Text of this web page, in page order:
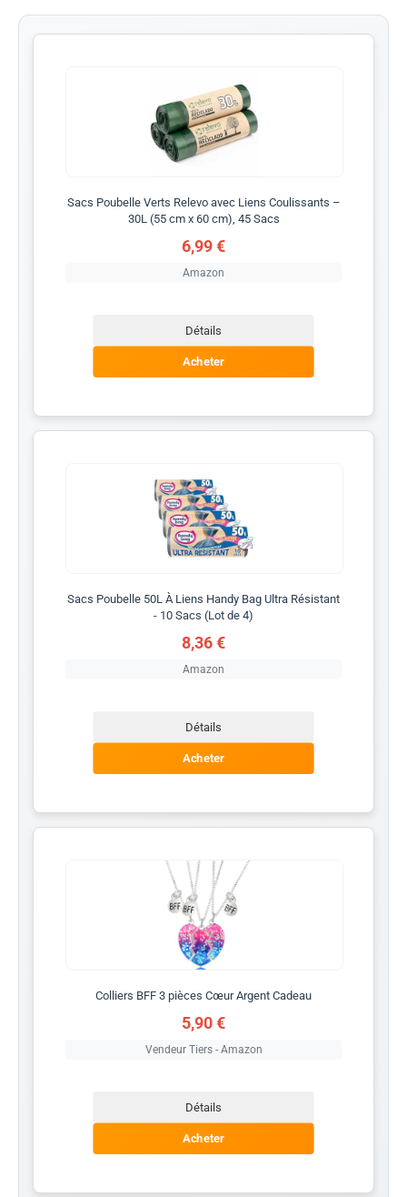
Sacs Poubelle Verts Relevo avec Liens Coulissants –
30L (55 cm x 60 cm), 45 Sacs
6,99 €
Amazon
Détails
Acheter
Sacs Poubelle 50L À Liens Handy Bag Ultra Résistant
- 10 Sacs (Lot de 4)
8,36 €
Amazon
Détails
Acheter
Colliers BFF 3 pièces Cœur Argent Cadeau
5,90 €
Vendeur Tiers - Amazon
Détails
Acheter